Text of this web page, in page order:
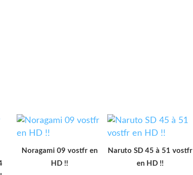
Noragami 09 vostfr en
HD !!
Naruto SD 45 à 51 vostfr
en HD !!